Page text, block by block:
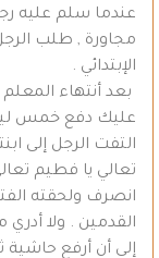
عندما سلم عليه
مجاورة , طلب
الإبتدائي .
بعد أنتهاء
عليك دفع خمس
التفت الرجل إلى
تعالي يا فطيم
انصرف ولحقته
القدمين . ولا
إلى أن أرفع حاشية